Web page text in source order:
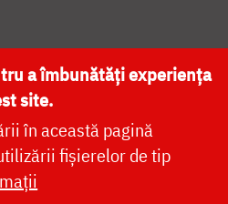
CATEDRALA NAȚIONALĂ
a îmbunătăți experiența
site.
în această pagină
fișierelor de tip